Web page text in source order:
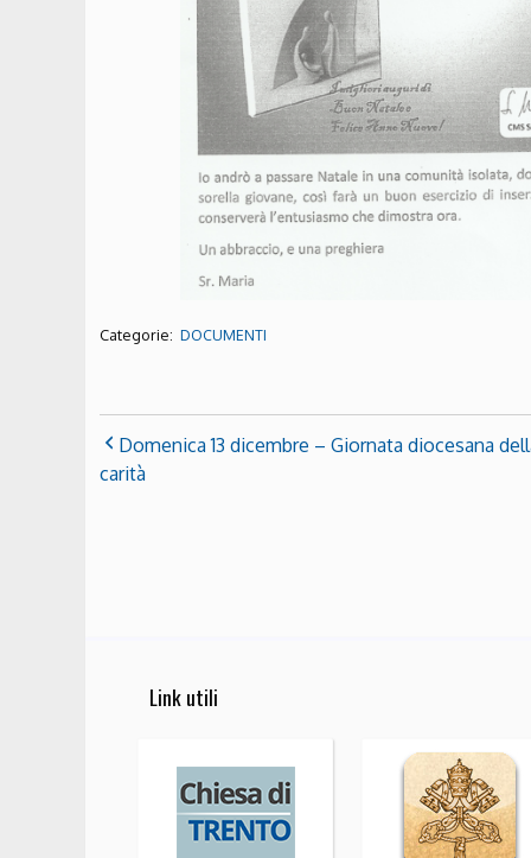
Categorie: DOCUMENTI
Domenica 13 dicembre – Giornata diocesana
carità
Link utili